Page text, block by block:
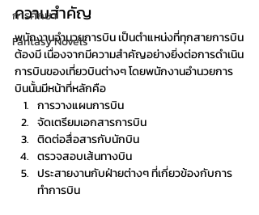
การศึกษา
Fantasy Novels
ความสำคัญ
พนักงานอำนวยการบิน เป็นตำแหน่งที่ทุกสายการบิน
ต้องมี เนื่องจากมีความสำคัญอย่างยิ่งต่อการดำเนิน
การบินของเที่ยวบินต่างๆ โดยพนักงานอำนวยการ
บินนั้นมีหน้าที่หลักคือ
การวางแผนการบิน
จัดเตรียมเอกสารการบิน
ติดต่อสื่อสารกับนักบิน
ตรวจสอบเส้นทางบิน
ประสายงานกับฝ่ายต่างๆ ที่เกี่ยวข้องกับการ
ทำการบิน